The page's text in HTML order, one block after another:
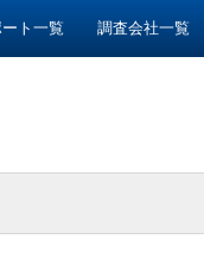
ート一覧 調査会社一覧